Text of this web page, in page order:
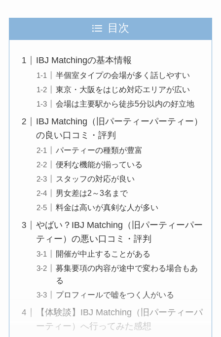
目次
IBJ Matchingの基本情報
半個室タイプの会場が多く話しやすい
東京・大阪をはじめ対応エリアが広い
会場は主要駅から徒歩5分以内の好立地
IBJ Matching（旧パーティーパーティー）
の良い口コミ・評判
パーティーの種類が豊富
便利な機能が揃っている
スタッフの対応が良い
男女差は2～3名まで
料金は高いが真剣な人が多い
やばい？IBJ Matching（旧パーティーパー
ティー）の悪い口コミ・評判
開催が中止することがある
募集要項の内容が途中で変わる場合もあ
る
プロフィールで嘘をつく人がいる
【体験談】IBJ Matching（旧パーティーパ
ーティー）へ行ってみた感想